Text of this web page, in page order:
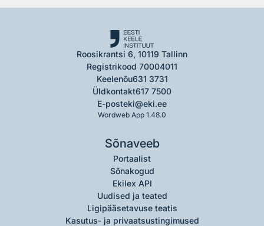
Roosikrantsi 6, 10119 Tallinn
Registrikood 70004011
Keelenõu631 3731
Üldkontakt617 7500
E-posteki@eki.ee
Wordweb App 1.48.0
Sõnaveeb
Portaalist
Sõnakogud
Ekilex API
Uudised ja teated
Ligipääsetavuse teatis
Kasutus- ja privaatsustingimused